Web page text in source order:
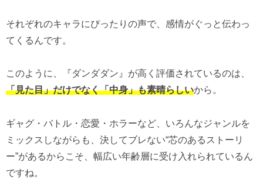
それぞれのキャラにぴったりの声で、感情がぐっと伝わっ
てくるんです。
このように、『ダンダダン』が高く評価されているのは、
「見た目」だけでなく「中身」も素晴らしいから。
ギャグ・バトル・恋愛・ホラーなど、いろんなジャンルを
ミックスしながらも、決してブレない“芯のあるストーリ
ー”があるからこそ、幅広い年齢層に受け入れられているん
ですね。